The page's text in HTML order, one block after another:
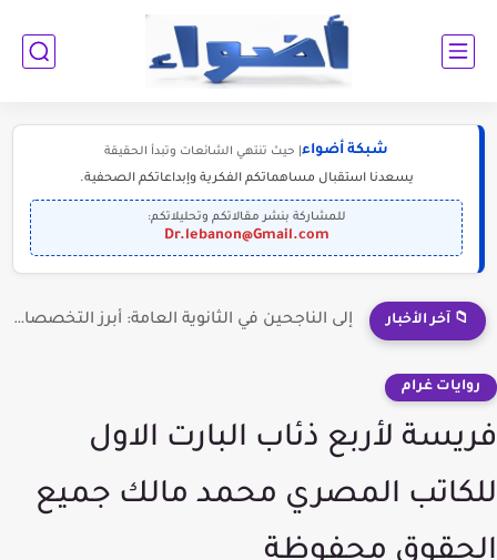
شبكة أضواء | حيث تنتهي الشائعات وتبدأ الحقيقة
يسعدنا استقبال مساهماتكم الفكرية وإبداعاتكم الصحفية.
للمشاركة بنشر مقالاتكم وتحليلاتكم:
Dr.lebanon@Gmail.com
📁 آخر الأخبار إلى الناجحين في الثانوية العامة: أبرز التخصصات المطلوبة للمستقبل (2030-2050)
روايات غرام
فريسة لأربع ذئاب البارت الاول
للكاتب المصري محمد مالك جميع
الحقوق محفوظة